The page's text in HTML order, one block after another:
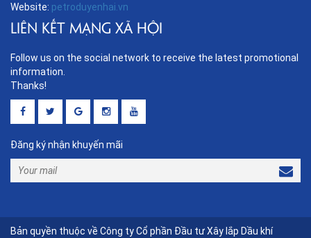
Website: petroduyenhai.vn
LIÊN KẾT MẠNG XÃ HỘI
Follow us on the social network to receive the latest promotional
information.
Thanks!
Đăng ký nhận khuyến mãi
Bản quyền thuộc về Công ty Cổ phần Đầu tư Xây lắp Dầu khí